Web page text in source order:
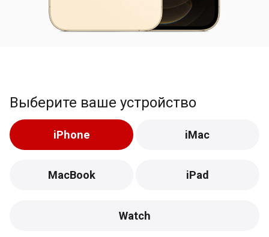
Выберите ваше устройство
iPhone iMac
MacBook iPad
Watch